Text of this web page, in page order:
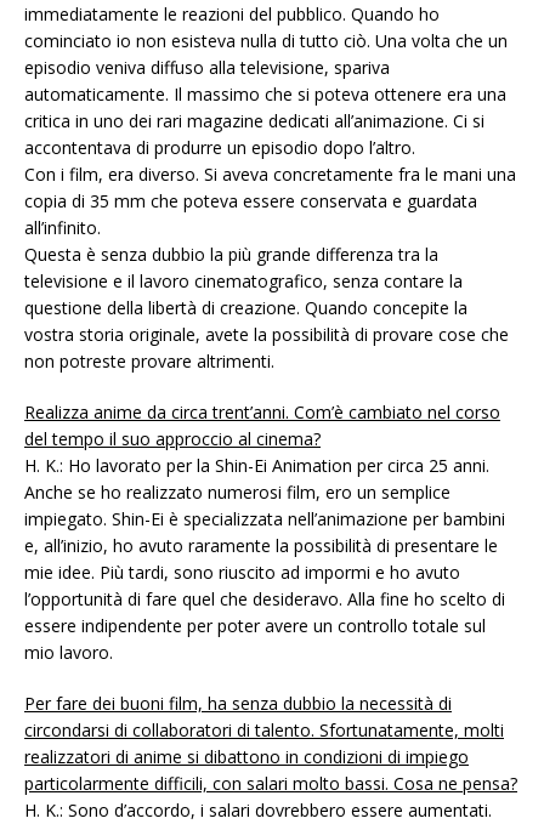
immediatamente le reazioni del pubblico. Quando ho
cominciato io non esisteva nulla di tutto ciò. Una volta che un
episodio veniva diffuso alla televisione, spariva
automaticamente. Il massimo che si poteva ottenere era una
critica in uno dei rari magazine dedicati all’animazione. Ci si
accontentava di produrre un episodio dopo l’altro.
Con i film, era diverso. Si aveva concretamente fra le mani una
copia di 35 mm che poteva essere conservata e guardata
all’infinito.
Questa è senza dubbio la più grande differenza tra la
televisione e il lavoro cinematografico, senza contare la
questione della libertà di creazione. Quando concepite la
vostra storia originale, avete la possibilità di provare cose che
non potreste provare altrimenti.
Realizza anime da circa trent’anni. Com’è cambiato nel corso
del tempo il suo approccio al cinema?
H. K.: Ho lavorato per la Shin-Ei Animation per circa 25 anni.
Anche se ho realizzato numerosi film, ero un semplice
impiegato. Shin-Ei è specializzata nell’animazione per bambini
e, all’inizio, ho avuto raramente la possibilità di presentare le
mie idee. Più tardi, sono riuscito ad impormi e ho avuto
l’opportunità di fare quel che desideravo. Alla fine ho scelto di
essere indipendente per poter avere un controllo totale sul
mio lavoro.
Per fare dei buoni film, ha senza dubbio la necessità di
circondarsi di collaboratori di talento. Sfortunatamente, molti
realizzatori di anime si dibattono in condizioni di impiego
particolarmente difficili, con salari molto bassi. Cosa ne pensa?
H. K.: Sono d’accordo, i salari dovrebbero essere aumentati.